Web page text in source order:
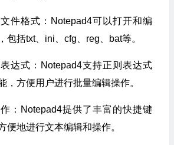
件格式：Notepad4可以打开和编
包括txt、ini、cfg、reg、bat等。
达式：Notepad4支持正则表达式
，方便用户进行批量编辑操作。
：Notepad4提供了丰富的快捷键
便地进行文本编辑和操作。